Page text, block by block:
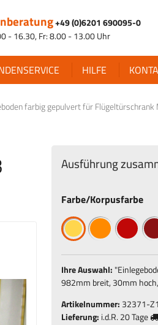
+49 (0)6201 690095-0
- 16.30, Fr: 8.00 - 13.00 Uhr
HILFE
farbig gepulvert für
Ausführung
Farbe/Korpusfarbe
Ihre Auswahl: "
982mm breit, 30mm
Artikelnummer: 32371-
Lieferung: i.d.R. 20 Tage